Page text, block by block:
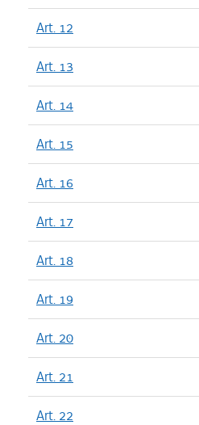
Art. 12
Art. 13
Art. 14
Art. 15
Art. 16
Art. 17
Art. 18
Art. 19
Art. 20
Art. 21
Art. 22